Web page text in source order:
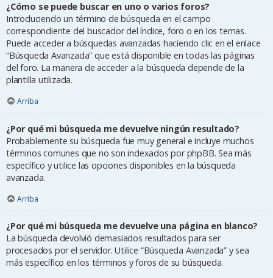
¿Cómo se puede buscar en uno o varios foros?
Introduciendo un término de búsqueda en el campo
correspondiente del buscador del índice, foro o en los temas.
Puede acceder a búsquedas avanzadas haciendo clic en el enlace
“Búsqueda Avanzada” que está disponible en todas las páginas
del foro. La manera de acceder a la búsqueda depende de la
plantilla utilizada.
Arriba
¿Por qué mi búsqueda me devuelve ningún resultado?
Probablemente su búsqueda fue muy general e incluye muchos
términos comunes que no son indexados por phpBB. Sea más
específico y utilice las opciones disponibles en la búsqueda
avanzada.
Arriba
¿Por qué mi búsqueda me devuelve una página en blanco?
La búsqueda devolvió demasiados resultados para ser
procesados por el servidor. Utilice “Búsqueda Avanzada” y sea
más específico en los términos y foros de su búsqueda.